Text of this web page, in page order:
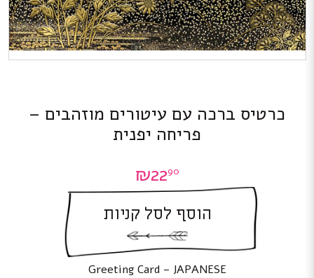
כרטיס ברכה עם עיטורים מוזהבים –
פריחה יפנית
₪2290
הוסף לסל קניות
Greeting Card – JAPANESE